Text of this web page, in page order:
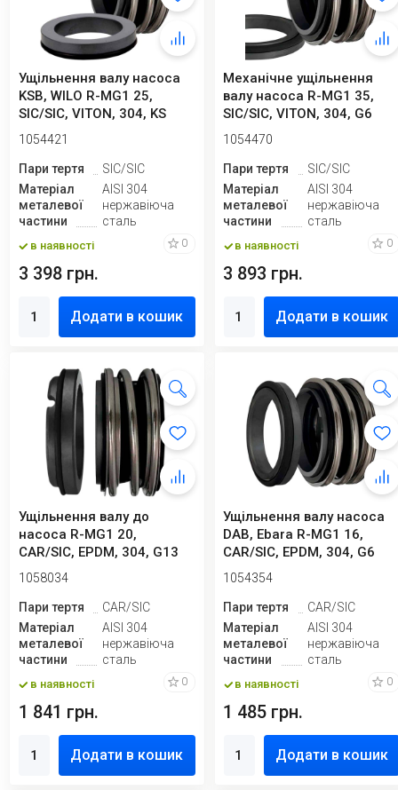
Ущільнення валу насоса
KSB, WILO R-MG1 25,
SIC/SIC, VITON, 304, KS
1054421
Пари тертя
SIC/SIC
Матеріал
металевої
частини
AISI 304
нержавіюча
сталь
в наявності 0
3 398 грн.
Додати в кошик
Механічне ущільнення
валу насоса R-MG1 35,
SIC/SIC, VITON, 304, G6
1054470
Пари тертя
SIC/SIC
Матеріал
металевої
частини
AISI 304
нержавіюча
сталь
в наявності 0
3 893 грн.
Додати в кошик
Ущільнення валу до
насоса R-MG1 20,
CAR/SIC, EPDM, 304, G13
1058034
Пари тертя
CAR/SIC
Матеріал
металевої
частини
AISI 304
нержавіюча
сталь
в наявності 0
1 841 грн.
Додати в кошик
Ущільнення валу насоса
DAB, Ebara R-MG1 16,
CAR/SIC, EPDM, 304, G6
1054354
Пари тертя
CAR/SIC
Матеріал
металевої
частини
AISI 304
нержавіюча
сталь
в наявності 0
1 485 грн.
Додати в кошик